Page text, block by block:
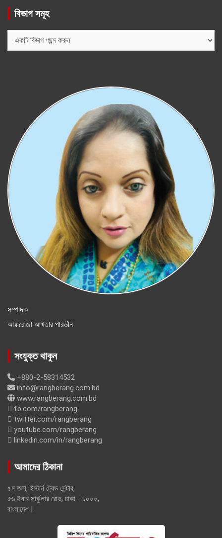
বিভাগ সমূহ
সম্পাদক
আফরোজা আখতার পারভীন
সংযুক্ত থাকুন
+880-2-58314532
info@rangberang.com.bd
www.rangberang.com.bd
fb.com/rangberang
twitter.com/rangberang
youtube.com/rangberang
linkedin.com/in/rangberang
আমাদের ঠিকানা
৫ম তলা, ইস্টার্ন ট্রেড সেন্টার,
৫৬ ইনার সার্কুলার রোড, ঢাকা - ১০০০,
বাংলাদেশ |